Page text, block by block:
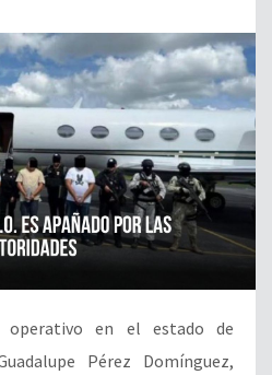
operativo en el estado de
Pérez Domínguez,